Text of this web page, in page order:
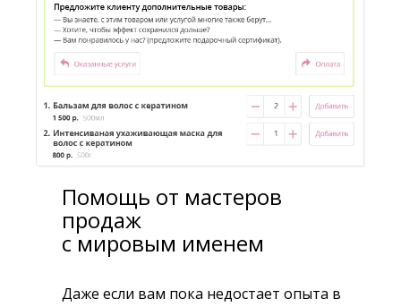
Помощь от мастеров
продаж
с мировым именем
Даже если вам пока недостает опыта в